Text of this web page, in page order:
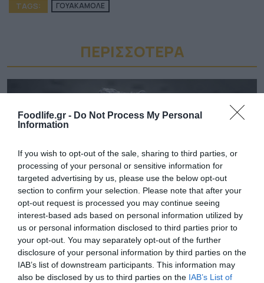
Foodlife.gr - Do Not Process My Personal
Information
If you wish to opt-out of the sale, sharing to third parties, or
processing of your personal or sensitive information for
targeted advertising by us, please use the below opt-out
section to confirm your selection. Please note that after your
opt-out request is processed you may continue seeing
interest-based ads based on personal information utilized by
us or personal information disclosed to third parties prior to
your opt-out. You may separately opt-out of the further
disclosure of your personal information by third parties on the
IAB’s list of downstream participants. This information may
also be disclosed by us to third parties on the IAB’s List of
TAGS: ΓΟΥΑΚΑΜΟΛΕ
ΠΕΡΙΣΣΟΤΕΡA
03.08.2026
Το «τρικ» για να γεμίσετε εύκολα τις
παγοθήκες με νερό